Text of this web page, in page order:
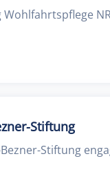
Wohlfahrtspflege
Stiftung
Bezner-Stiftung